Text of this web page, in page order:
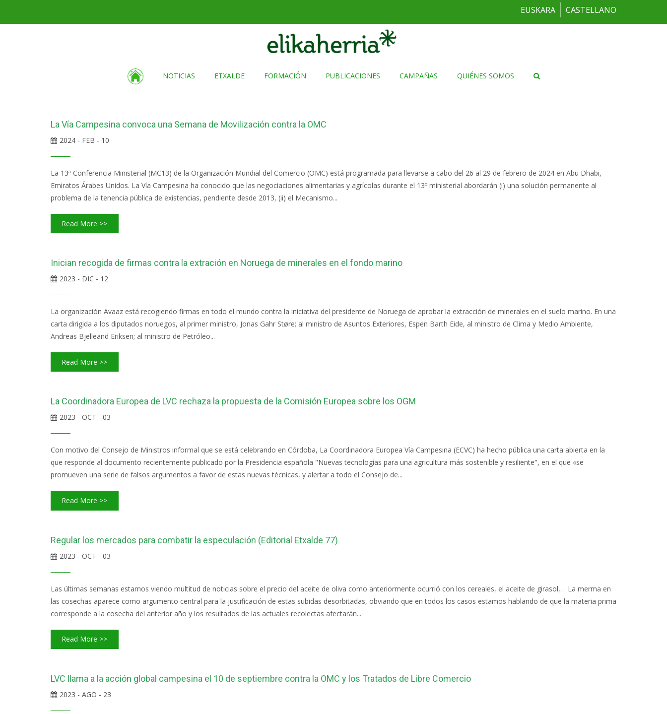
EUSKARA CASTELLANO
NOTICIAS ETXALDE FORMACIÓN PUBLICACIONES CAMPAÑAS QUIÉNES SOMOS
La Vía Campesina convoca una Semana de Movilización contra la OMC
2024 - FEB - 10
La 13ª Conferencia Ministerial (MC13) de la Organización Mundial del Comercio (OMC) está programada para llevarse a cabo del 26 al 29 de febrero de 2024 en Abu Dhabi,
Emiratos Árabes Unidos. La Vía Campesina ha conocido que las negociaciones alimentarias y agrícolas durante el 13º ministerial abordarán (i) una solución permanente al
problema de la tenencia pública de existencias, pendiente desde 2013, (ii) el Mecanismo...
Read More >>
Inician recogida de firmas contra la extración en Noruega de minerales en el fondo marino
2023 - DIC - 12
La organización Avaaz está recogiendo firmas en todo el mundo contra la iniciativa del presidente de Noruega de aprobar la extracción de minerales en el suelo marino. En una
carta dirigida a los diputados noruegos, al primer ministro, Jonas Gahr Støre; al ministro de Asuntos Exteriores, Espen Barth Eide, al ministro de Clima y Medio Ambiente,
Andreas Bjelleand Eriksen; al ministro de Petróleo...
Read More >>
La Coordinadora Europea de LVC rechaza la propuesta de la Comisión Europea sobre los OGM
2023 - OCT - 03
Con motivo del Consejo de Ministros informal que se está celebrando en Córdoba, La Coordinadora Europea Vía Campesina (ECVC) ha hecho pública una carta abierta en la
que responde al documento recientemente publicado por la Presidencia española "Nuevas tecnologías para una agricultura más sostenible y resiliente", en el que «se
promueven una serie de falsos argumentos a favor de estas nuevas técnicas, y alertar a todo el Consejo de...
Read More >>
Regular los mercados para combatir la especulación (Editorial Etxalde 77)
2023 - OCT - 03
Las últimas semanas estamos viendo multitud de noticias sobre el precio del aceite de oliva como anteriormente ocurrió con los cereales, el aceite de girasol,… La merma en
las cosechas aparece como argumento central para la justificación de estas subidas desorbitadas, obviando que en todos los casos estamos hablando de que la materia prima
corresponde a la cosecha del anterior año y los resultados de las actuales recolectas afectarán...
Read More >>
LVC llama a la acción global campesina el 10 de septiembre contra la OMC y los Tratados de Libre Comercio
2023 - AGO - 23